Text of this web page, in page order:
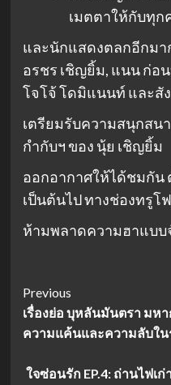
เมตตาให้กับทุก
และนักแสดงตลกอีกมา
อรชร เชิญยิ้ม, แนน ก่อ
โจโจ้ โดมิแนนท์ และสั
เตรียมรับความสนุกสน
กำกับฯ ของ นุ้ย เชิญยิ้ม
ออกอากาศให้ได้ชมกัน
เป็นต้นไป ทางช่องทรูโ
ห้ามพลาดความฮาแบบ
Post
Navigation
Previous
เรื่องย่อ บุหลันมันตรา มห
ความแค้นและความลับใ
ใจซ่อนรัก EP.4: ถ่านไฟเ